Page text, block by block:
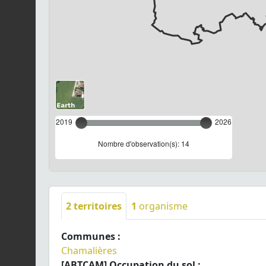
2019 2026
Nombre d'observation(s): 14
2territoires 1 organisme
Communes :
Chamalières